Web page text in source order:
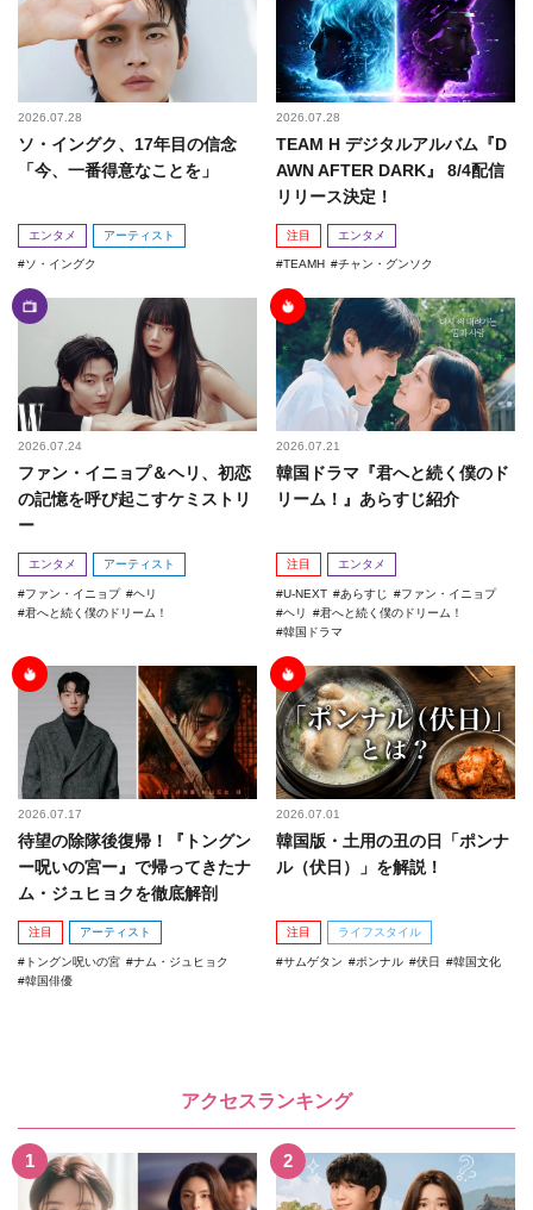
2026.07.28
ソ・イングク、17年目の信念
「今、一番得意なことを」
エンタメ アーティスト
ソ・イングク
2026.07.28
TEAM H デジタルアルバム『D
AWN AFTER DARK』 8/4配信
リリース決定！
注目 エンタメ
TEAMH チャン・グンソク
2026.07.24
ファン・イニョプ＆ヘリ、初恋
の記憶を呼び起こすケミストリ
ー
エンタメ アーティスト
ファン・イニョプ
ヘリ
君へと続く僕のドリーム！
2026.07.21
韓国ドラマ『君へと続く僕のド
リーム！』あらすじ紹介
注目 エンタメ
U-NEXT あらすじ
ファン・イニョプ
ヘリ
君へと続く僕のドリーム！
韓国ドラマ
2026.07.17
待望の除隊後復帰！『トングン
ー呪いの宮ー』で帰ってきたナ
ム・ジュヒョクを徹底解剖
注目 アーティスト
トングン呪いの宮
ナム・ジュヒョク
韓国俳優
2026.07.01
韓国版・土用の丑の日「ポンナ
ル（伏日）」を解説！
注目 ライフスタイル
サムゲタン ポンナル 伏日 韓国文化
アクセスランキング